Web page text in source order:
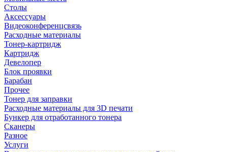
Столы
Аксессуары
Видеоконференцсвязь
Расходные материалы
Тонер-картридж
Картридж
Девелопер
Блок проявки
Барабан
Прочее
Тонер для заправки
Расходные материалы для 3D печати
Бункер для отработанного тонера
Сканеры
Разное
Услуги